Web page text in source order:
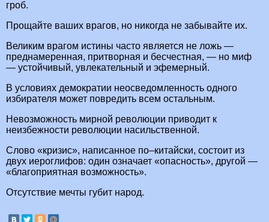
гроб.
Прощайте ваших врагов, но никогда не забывайте их.
Великим врагом истины часто является не ложь —
преднамеренная, притворная и бесчестная, — но миф
— устойчивый, увлекательный и эфемерный.
В условиях демократии неосведомленность одного
избирателя может повредить всем остальным.
Невозможность мирной революции приводит к
неизбежности революции насильственной.
Слово «кризис», написанное по–китайски, состоит из
двух иероглифов: один означает «опасность», другой —
«благоприятная возможность».
Отсутствие мечты губит народ.